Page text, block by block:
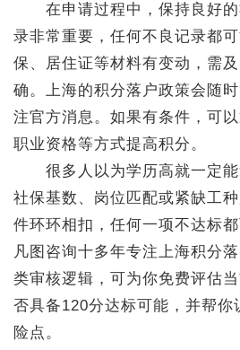
在申请过程中，保持良好的
录非常重要，任何不良记录都
保、居住证等材料有变动，需
确。上海的积分落户政策会随
注官方消息。如果有条件，可
职业资格等方式提高积分。
很多人以为学历高就一定能
社保基数、岗位匹配或紧缺工
件环环相扣，任何一项不达标都
凡图咨询十多年专注上海积分
类审核逻辑，可为你免费评估
否具备120分达标可能，并帮你
险点。